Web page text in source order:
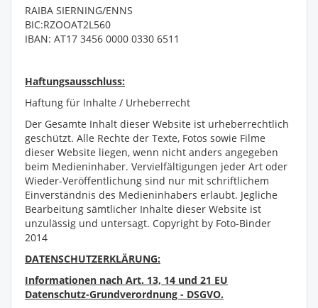
RAIBA SIERNING/ENNS
BIC:RZOOAT2L560
IBAN: AT17 3456 0000 0330 6511
Haftungsausschluss:
Haftung für Inhalte / Urheberrecht
Der Gesamte Inhalt dieser Website ist urheberrechtlich
geschützt. Alle Rechte der Texte, Fotos sowie Filme
dieser Website liegen, wenn nicht anders angegeben
beim Medieninhaber. Vervielfältigungen jeder Art oder
Wieder-Veröffentlichung sind nur mit schriftlichem
Einverständnis des Medieninhabers erlaubt. Jegliche
Bearbeitung sämtlicher Inhalte dieser Website ist
unzulässig und untersagt. Copyright by Foto-Binder
2014
DATENSCHUTZERKLÄRUNG:
Informationen nach Art. 13, 14 und 21 EU
Datenschutz-Grundverordnung - DSGVO.